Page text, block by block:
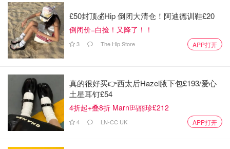
城际列车班次大幅减少，多条主要线路班次减半。德文郡埃
天气预警详情
除两个琥珀色预警外，周五还发布三个黄色风雨预警
兰东部、伦敦等地从今早6点至周六早上6点处于黄色降雨预
警下。
£50封顶💰Hip 倒闭大清仓！阿迪德训鞋£20
倒闭价=白捡！又降了！！
3 The Hip Store APP打开
真的很好买👉西太后Hazel腋下包£193/爱心
土星耳钉£54
4折起+叠8折 Marni玛丽珍£212
4 LN-CC UK APP打开